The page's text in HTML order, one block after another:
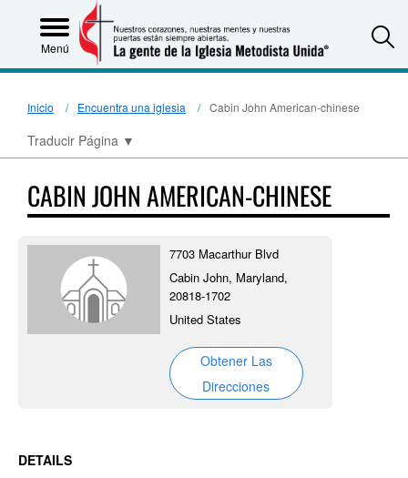
Menú
Inicio Encuentra una iglesia Cabin John American-chinese
Traducir Página ▼
CABIN JOHN AMERICAN-CHINESE
7703 Macarthur Blvd
Cabin John, Maryland,
20818-1702
United States
Obtener Las
Direcciones
DETAILS